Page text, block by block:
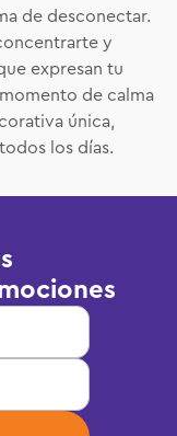
de desconectar.
y
expresan tu
de calma
única,
los días.